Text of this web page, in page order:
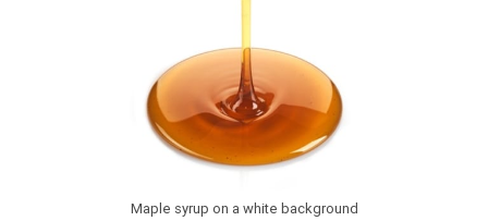
Maple syrup on a white background